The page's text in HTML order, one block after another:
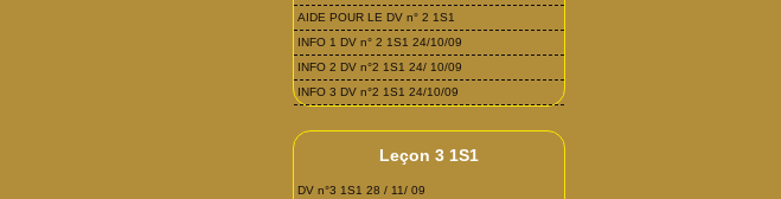
AIDE POUR LE DV n° 2 1S1
INFO 1 DV n° 2 1S1 24/10/09
INFO 2 DV n°2 1S1 24/ 10/09
INFO 3 DV n°2 1S1 24/10/09
Leçon 3 1S1
DV n°3 1S1 28 / 11/ 09